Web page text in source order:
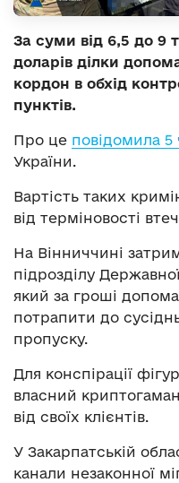
За суми від 6,5 до 9
доларів ділки
кордон в обхід
пунктів.
Про це повідомила 5
України.
Вартість таких
від терміновості
На Вінниччині
підрозділу
який за гроші
потрапити до
пропуску.
Для конспірації
власний
від своїх клієнтів.
У Закарпатській
канали незаконної